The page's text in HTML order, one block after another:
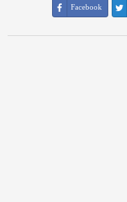
Facebook